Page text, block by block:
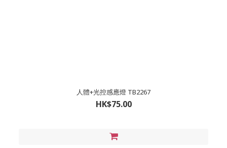
人體+光控感應燈 TB2267
HK$75.00